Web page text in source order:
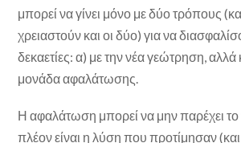
μπορεί να γίνει μόνο με δύο τρόπους
χρειαστούν και οι δύο) για να
δεκαετίες: α) με την νέα γεώτρηση,
μονάδα αφαλάτωσης.
Η αφαλάτωση μπορεί να μην παρέχει το
πλέον είναι η λύση που προτίμησαν